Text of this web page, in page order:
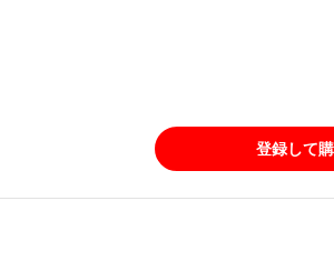
登録して